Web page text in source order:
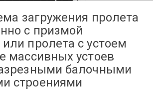
загружения пролета
с призмой
пролета с устоем
массивных устоев
балочными
строениями